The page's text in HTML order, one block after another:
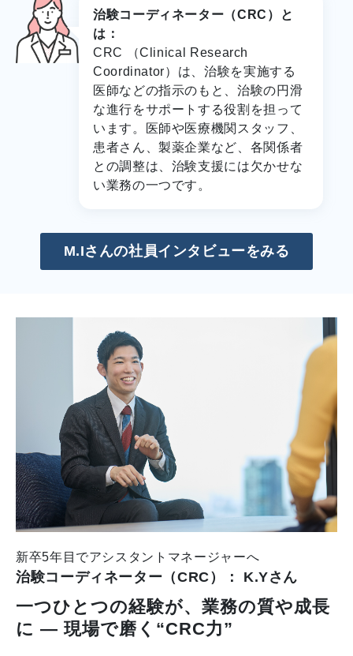
治験コーディネーター（CRC）と
は：
CRC （Clinical Research
Coordinator）は、治験を実施する
医師などの指示のもと、治験の円滑
な進行をサポートする役割を担って
います。医師や医療機関スタッフ、
患者さん、製薬企業など、各関係者
との調整は、治験支援には欠かせな
い業務の一つです。
M.Iさんの社員インタビューをみる
新卒5年目でアシスタントマネージャーへ
治験コーディネーター（CRC）： K.Yさん
一つひとつの経験が、業務の質や成長
に ― 現場で磨く“CRC力”